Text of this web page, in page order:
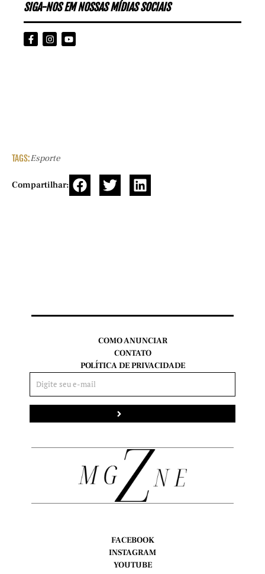
SIGA-NOS EM NOSSAS MÍDIAS SOCIAIS
TAGS:Esporte
Compartilhar:
FACEBOOK
INSTAGRAM
YOUTUBE
COMO ANUNCIAR
CONTATO
POLÍTICA DE PRIVACIDADE